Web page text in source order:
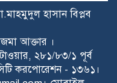
সাবেক মেম্বার ফিরোজ
আজ
জোটের বিক্ষোভ
হাসান বিপ্লব
আক্তার ।
টাওয়ার, ২৮১/৮৩/১ পূর্ব
করপোরেশন - ১৩৬১।